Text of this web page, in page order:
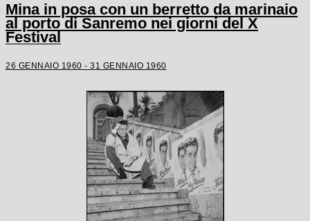
Mina in posa con un berretto da marinaio
al porto di Sanremo nei giorni del X
Festival
26 GENNAIO 1960 - 31 GENNAIO 1960